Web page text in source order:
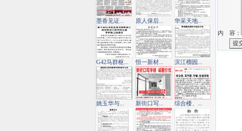
内 容：
墨香见证... 原人保后... 华采天地...
G42马群枢... 恒一新材... 滨江榴园...
姚玉华与... 新街口写... 综合楼、...